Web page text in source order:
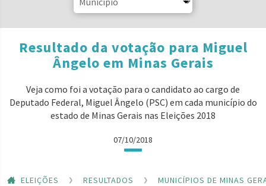
Resultado da votação para Miguel
Ângelo em Minas Gerais
Veja como foi a votação para o candidato ao cargo de
Deputado Federal, Miguel Ângelo (PSC) em cada município do
estado de Minas Gerais nas Eleições 2018
07/10/2018
ELEIÇÕES RESULTADOS
MUNICÍPIOS DE MINAS